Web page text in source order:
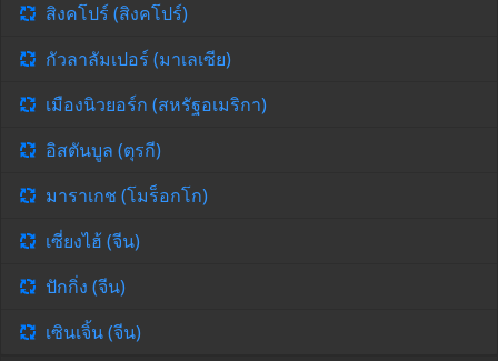
สิงคโปร์ (สิงคโปร์)
กัวลาลัมเปอร์ (มาเลเซีย)
เมืองนิวยอร์ก (สหรัฐอเมริกา)
อิสตันบูล (ตุรกี)
มาราเกช (โมร็อกโก)
เซี่ยงไฮ้ (จีน)
ปักกิ่ง (จีน)
เซินเจิ้น (จีน)